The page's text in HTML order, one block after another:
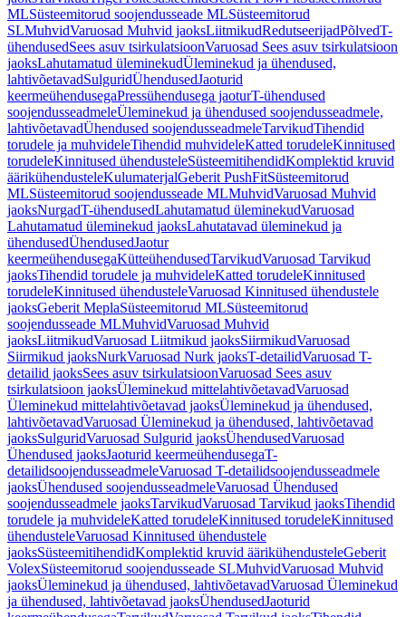
MLSüsteemitorud soojendusseade MLSüsteemitorud
SLMuhvidVaruosad Muhvid jaoksLiitmikudRedutseerijadPõlvedT-
ühendusedSees asuv tsirkulatsioonVaruosad Sees asuv tsirkulatsioon
jaoksLahutamatud üleminekudÜleminekud ja ühendused,
lahtivõetavadSulguridÜhendusedJaoturid
keermeühendusegaPressühendusega jaoturT-ühendused
soojendusseadmeleÜleminekud ja ühendused soojendusseadmele,
lahtivõetavadÜhendused soojendusseadmeleTarvikudTihendid
torudele ja muhvideleTihendid muhvideleKatted torudeleKinnitused
torudeleKinnitused ühendusteleSüsteemitihendidKomplektid kruvid
äärikühendusteleKulumaterjalGeberit PushFitSüsteemitorud
MLSüsteemitorud soojendusseade MLMuhvidVaruosad Muhvid
jaoksNurgadT-ühendusedLahutamatud üleminekudVaruosad
Lahutamatud üleminekud jaoksLahutatavad üleminekud ja
ühendusedÜhendusedJaotur
keermeühendusegaKütteühendusedTarvikudVaruosad Tarvikud
jaoksTihendid torudele ja muhvideleKatted torudeleKinnitused
torudeleKinnitused ühendusteleVaruosad Kinnitused ühendustele
jaoksGeberit MeplaSüsteemitorud MLSüsteemitorud
soojendusseade MLMuhvidVaruosad Muhvid
jaoksLiitmikudVaruosad Liitmikud jaoksSiirmikudVaruosad
Siirmikud jaoksNurkVaruosad Nurk jaoksT-detailidVaruosad T-
detailid jaoksSees asuv tsirkulatsioonVaruosad Sees asuv
tsirkulatsioon jaoksÜleminekud mittelahtivõetavadVaruosad
Üleminekud mittelahtivõetavad jaoksÜleminekud ja ühendused,
lahtivõetavadVaruosad Üleminekud ja ühendused, lahtivõetavad
jaoksSulguridVaruosad Sulgurid jaoksÜhendusedVaruosad
Ühendused jaoksJaoturid keermeühendusegaT-
detailidsoojendusseadmeleVaruosad T-detailidsoojendusseadmele
jaoksÜhendused soojendusseadmeleVaruosad Ühendused
soojendusseadmele jaoksTarvikudVaruosad Tarvikud jaoksTihendid
torudele ja muhvideleKatted torudeleKinnitused torudeleKinnitused
ühendusteleVaruosad Kinnitused ühendustele
jaoksSüsteemitihendidKomplektid kruvid äärikühendusteleGeberit
VolexSüsteemitorud soojendusseade SLMuhvidVaruosad Muhvid
jaoksÜleminekud ja ühendused, lahtivõetavadVaruosad Üleminekud
ja ühendused, lahtivõetavad jaoksÜhendusedJaoturid